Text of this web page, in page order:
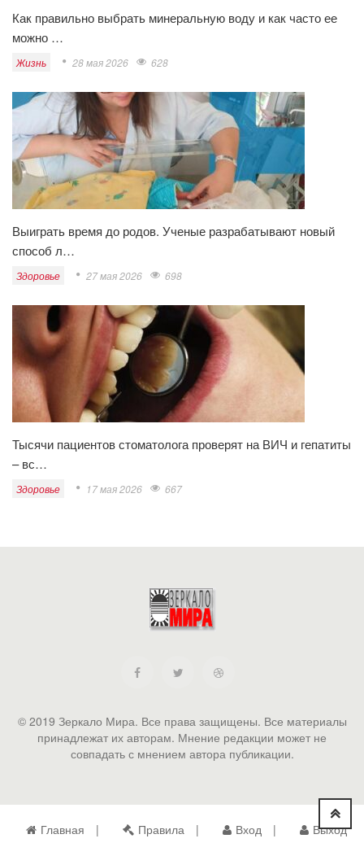
Как правильно выбрать минеральную воду и как часто ее
можно …
Жизнь 28 мая 2026 628
Выиграть время до родов. Ученые разрабатывают новый
способ л…
Здоровье 27 мая 2026 698
Тысячи пациентов стоматолога проверят на ВИЧ и гепатиты
– вс…
Здоровье 17 мая 2026 667
© 2019 Зеркало Мира. Все права защищены. Все материалы
принадлежат их авторам. Мнение редакции может не
совпадать с мнением автора публикации.
Главная Правила Вход Выход